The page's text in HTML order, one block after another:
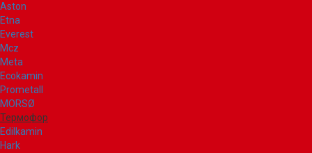
Aston
Etna
Everest
Mcz
Meta
Ecokamin
Prometall
MORSØ
Термофор
Edilkamin
Hark